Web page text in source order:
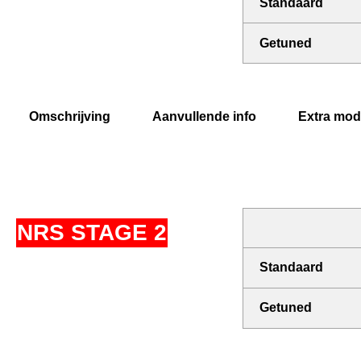
Getuned
Omschrijving Aanvullende info Extra
NRS STAGE 2
Standaard
Getuned